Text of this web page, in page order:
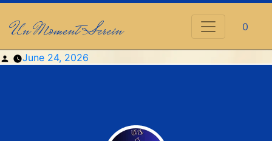
Un Moment Serein 0
Posted
June 24, 2026